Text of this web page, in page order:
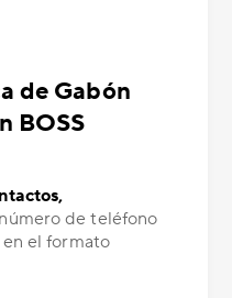
de Gabón
BOSS
de teléfono
el formato